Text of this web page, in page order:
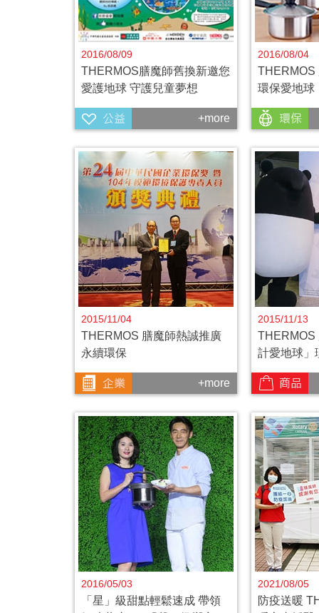
2016/08/09
THERMOS膳魔師舊換新邀您
愛護地球 守護兒童夢想
+more
2016/08/04
THERMOS
環保愛地球
2015/11/04
THERMOS 膳魔師熱誠推廣
永續環保
+more
2015/11/13
THERMOS
計愛地球」
2016/05/03
「星」級甜點輕鬆速成 帶領
2021/08/05
防疫送暖